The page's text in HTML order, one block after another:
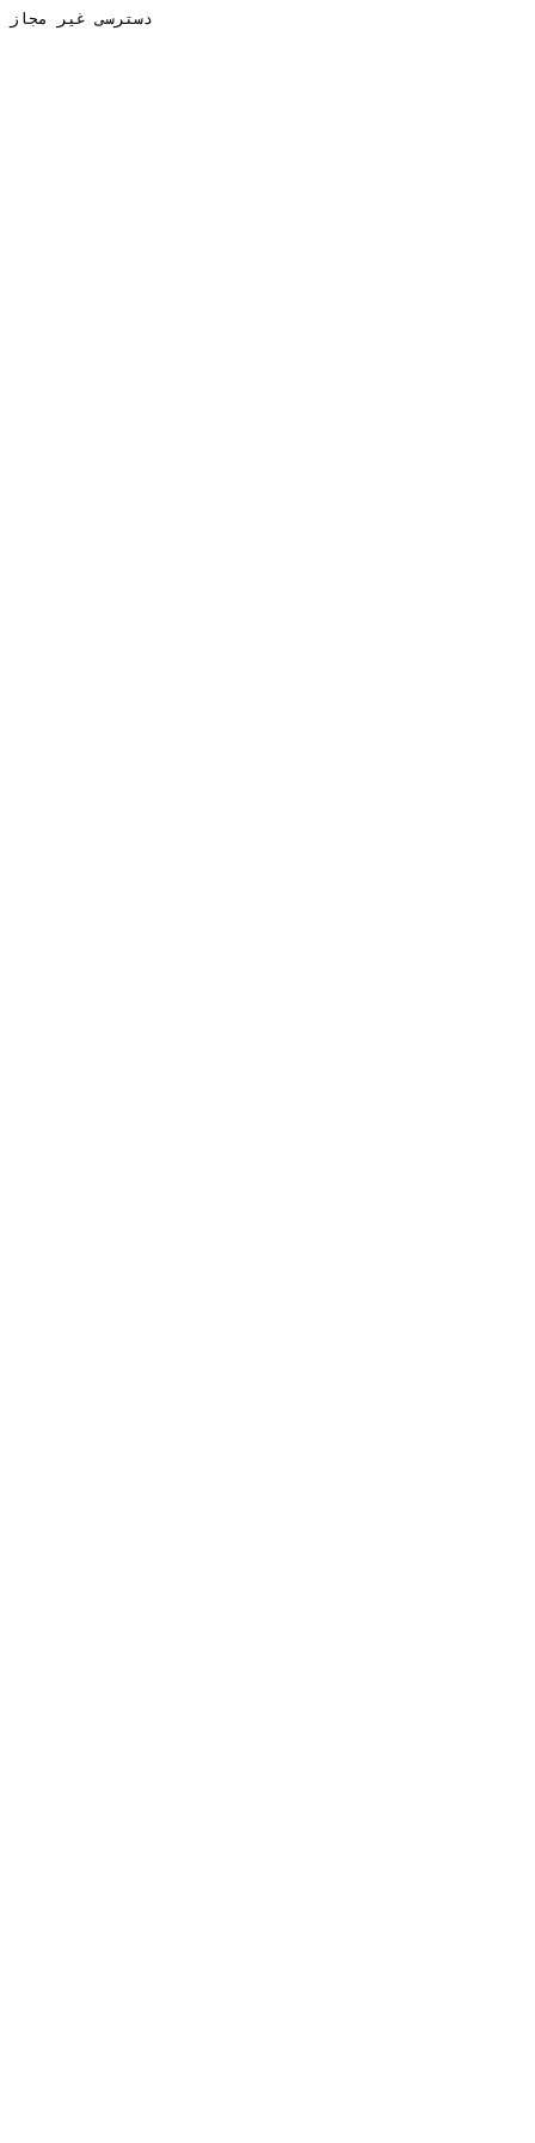
دسترسی غیر مجاز